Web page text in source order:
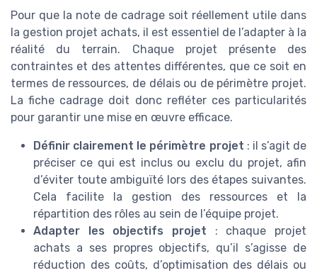
Pour que la note de cadrage soit réellement utile dans
la gestion projet achats, il est essentiel de l’adapter à la
réalité du terrain. Chaque projet présente des
contraintes et des attentes différentes, que ce soit en
termes de ressources, de délais ou de périmètre projet.
La fiche cadrage doit donc refléter ces particularités
pour garantir une mise en œuvre efficace.
Définir clairement le périmètre projet : il s’agit de
préciser ce qui est inclus ou exclu du projet, afin
d’éviter toute ambiguïté lors des étapes suivantes.
Cela facilite la gestion des ressources et la
répartition des rôles au sein de l’équipe projet.
Adapter les objectifs projet : chaque projet
achats a ses propres objectifs, qu’il s’agisse de
réduction des coûts, d’optimisation des délais ou